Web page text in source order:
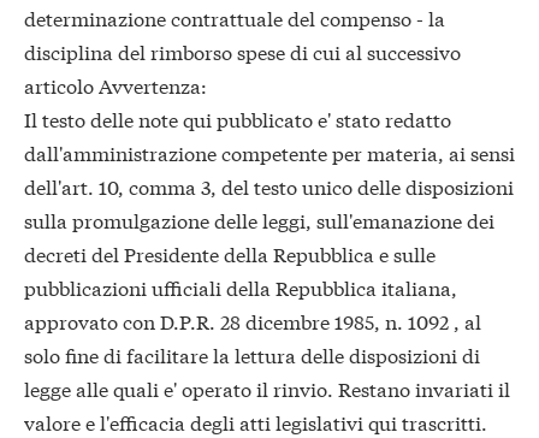
determinazione contrattuale del compenso - la
disciplina del rimborso spese di cui al successivo
articolo Avvertenza:
Il testo delle note qui pubblicato e' stato redatto
dall'amministrazione competente per materia, ai sensi
dell'art. 10, comma 3, del testo unico delle disposizioni
sulla promulgazione delle leggi, sull'emanazione dei
decreti del Presidente della Repubblica e sulle
pubblicazioni ufficiali della Repubblica italiana,
approvato con D.P.R. 28 dicembre 1985, n. 1092 , al
solo fine di facilitare la lettura delle disposizioni di
legge alle quali e' operato il rinvio. Restano invariati il
valore e l'efficacia degli atti legislativi qui trascritti.